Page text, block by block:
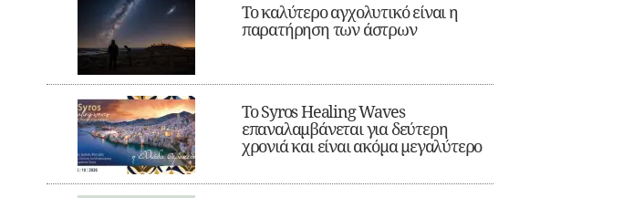
Το καλύτερο αγχολυτικό είναι η
παρατήρηση των άστρων
Το Syros Healing Waves
επαναλαμβάνεται για δεύτερη
χρονιά και είναι ακόμα μεγαλύτερο